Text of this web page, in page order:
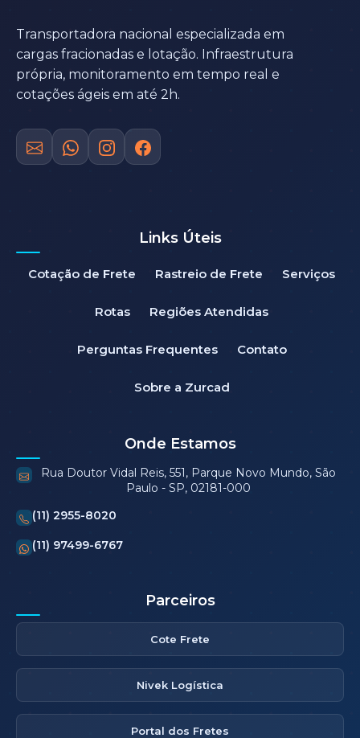
Transportadora nacional especializada em
cargas fracionadas e lotação. Infraestrutura
própria, monitoramento em tempo real e
cotações ágeis em até 2h.
Links Úteis
Cotação de Frete Rastreio de Frete Serviços
Rotas Regiões Atendidas
Perguntas Frequentes Contato
Sobre a Zurcad
Onde Estamos
Rua Doutor Vidal Reis, 551, Parque Novo Mundo, São
Paulo - SP, 02181-000
(11) 2955-8020
(11) 97499-6767
Parceiros
Cote Frete
Nivek Logística
Portal dos Fretes